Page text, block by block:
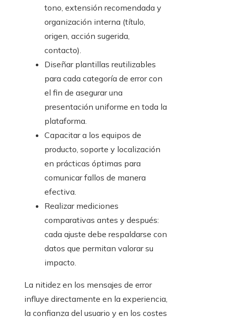
tono, extensión recomendada y
organización interna (título,
origen, acción sugerida,
contacto).
Diseñar plantillas reutilizables
para cada categoría de error con
el fin de asegurar una
presentación uniforme en toda la
plataforma.
Capacitar a los equipos de
producto, soporte y localización
en prácticas óptimas para
comunicar fallos de manera
efectiva.
Realizar mediciones
comparativas antes y después:
cada ajuste debe respaldarse con
datos que permitan valorar su
impacto.
La nitidez en los mensajes de error
influye directamente en la experiencia,
la confianza del usuario y en los costes